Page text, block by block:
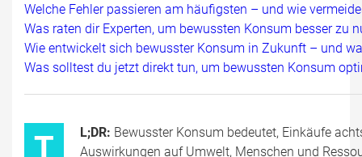
Welche Fehler passieren am häufigsten – und wie
Was raten dir Experten, um bewussten Konsum besser zu
Wie entwickelt sich bewusster Konsum in Zukunft – und
Was solltest du jetzt direkt tun, um bewussten Konsum
T L;DR: Bewusster Konsum bedeutet, Einkäufe
Auswirkungen auf Umwelt, Menschen und